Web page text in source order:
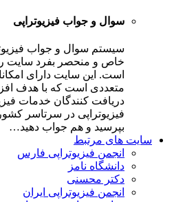
سوال و جواب فیزیوتراپی
سیستم سوال و جواب
خاص و منحصر بفرد سایت
است. این سایت دارای
متعددی است که با هدف
دریافت کنندگان خدمات
فیزیوتراپی در سرتاسر
بپرسید و هم جواب دهید…
سایت های مرتبط
انجمن فیزیوتراپی فارس
دانشگاه نامز
دکتر محسنی
انجمن فیزیوتراپی ایران